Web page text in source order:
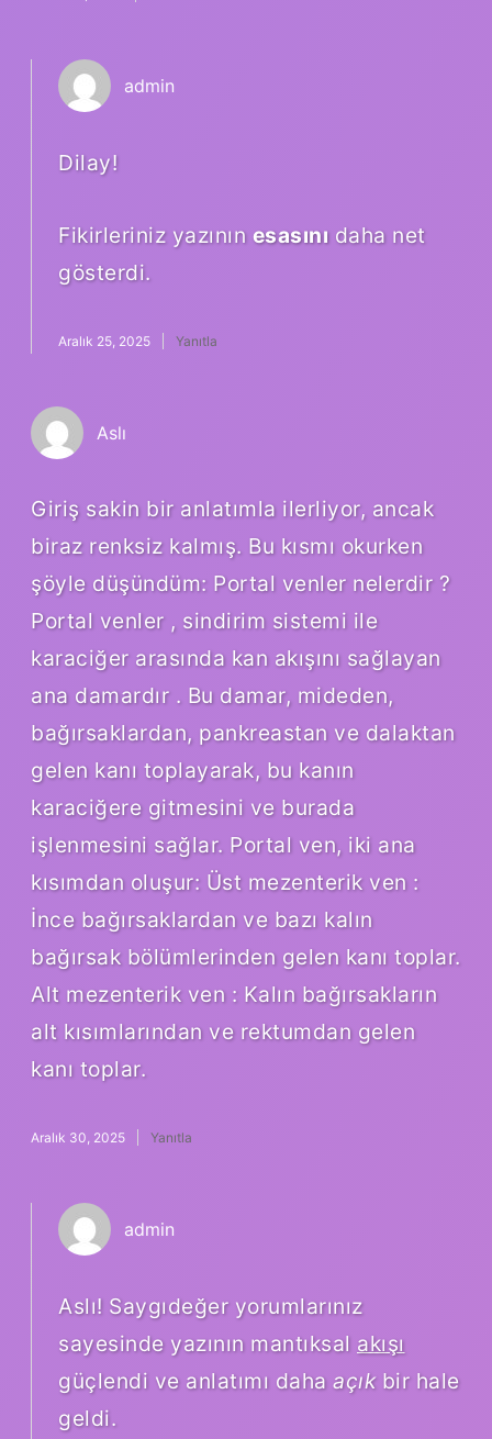
admin
Dilay!
Fikirleriniz yazının esasınıdaha net
gösterdi.
Aralık 25, 2025 Yanıtla
Aslı
Giriş sakin bir anlatımla ilerliyor, ancak
biraz renksiz kalmış. Bu kısmı okurken
şöyle düşündüm: Portal venler nelerdir ?
Portal venler , sindirim sistemi ile
karaciğer arasında kan akışını sağlayan
ana damardır . Bu damar, mideden,
bağırsaklardan, pankreastan ve dalaktan
gelen kanı toplayarak, bu kanın
karaciğere gitmesini ve burada
işlenmesini sağlar. Portal ven, iki ana
kısımdan oluşur: Üst mezenterik ven :
İnce bağırsaklardan ve bazı kalın
bağırsak bölümlerinden gelen kanı toplar.
Alt mezenterik ven : Kalın bağırsakların
alt kısımlarından ve rektumdan gelen
kanı toplar.
Aralık 30, 2025 Yanıtla
admin
Aslı! Saygıdeğer yorumlarınız
sayesinde yazının mantıksal akışı
güçlendi ve anlatımı daha açıkbir hale
geldi.